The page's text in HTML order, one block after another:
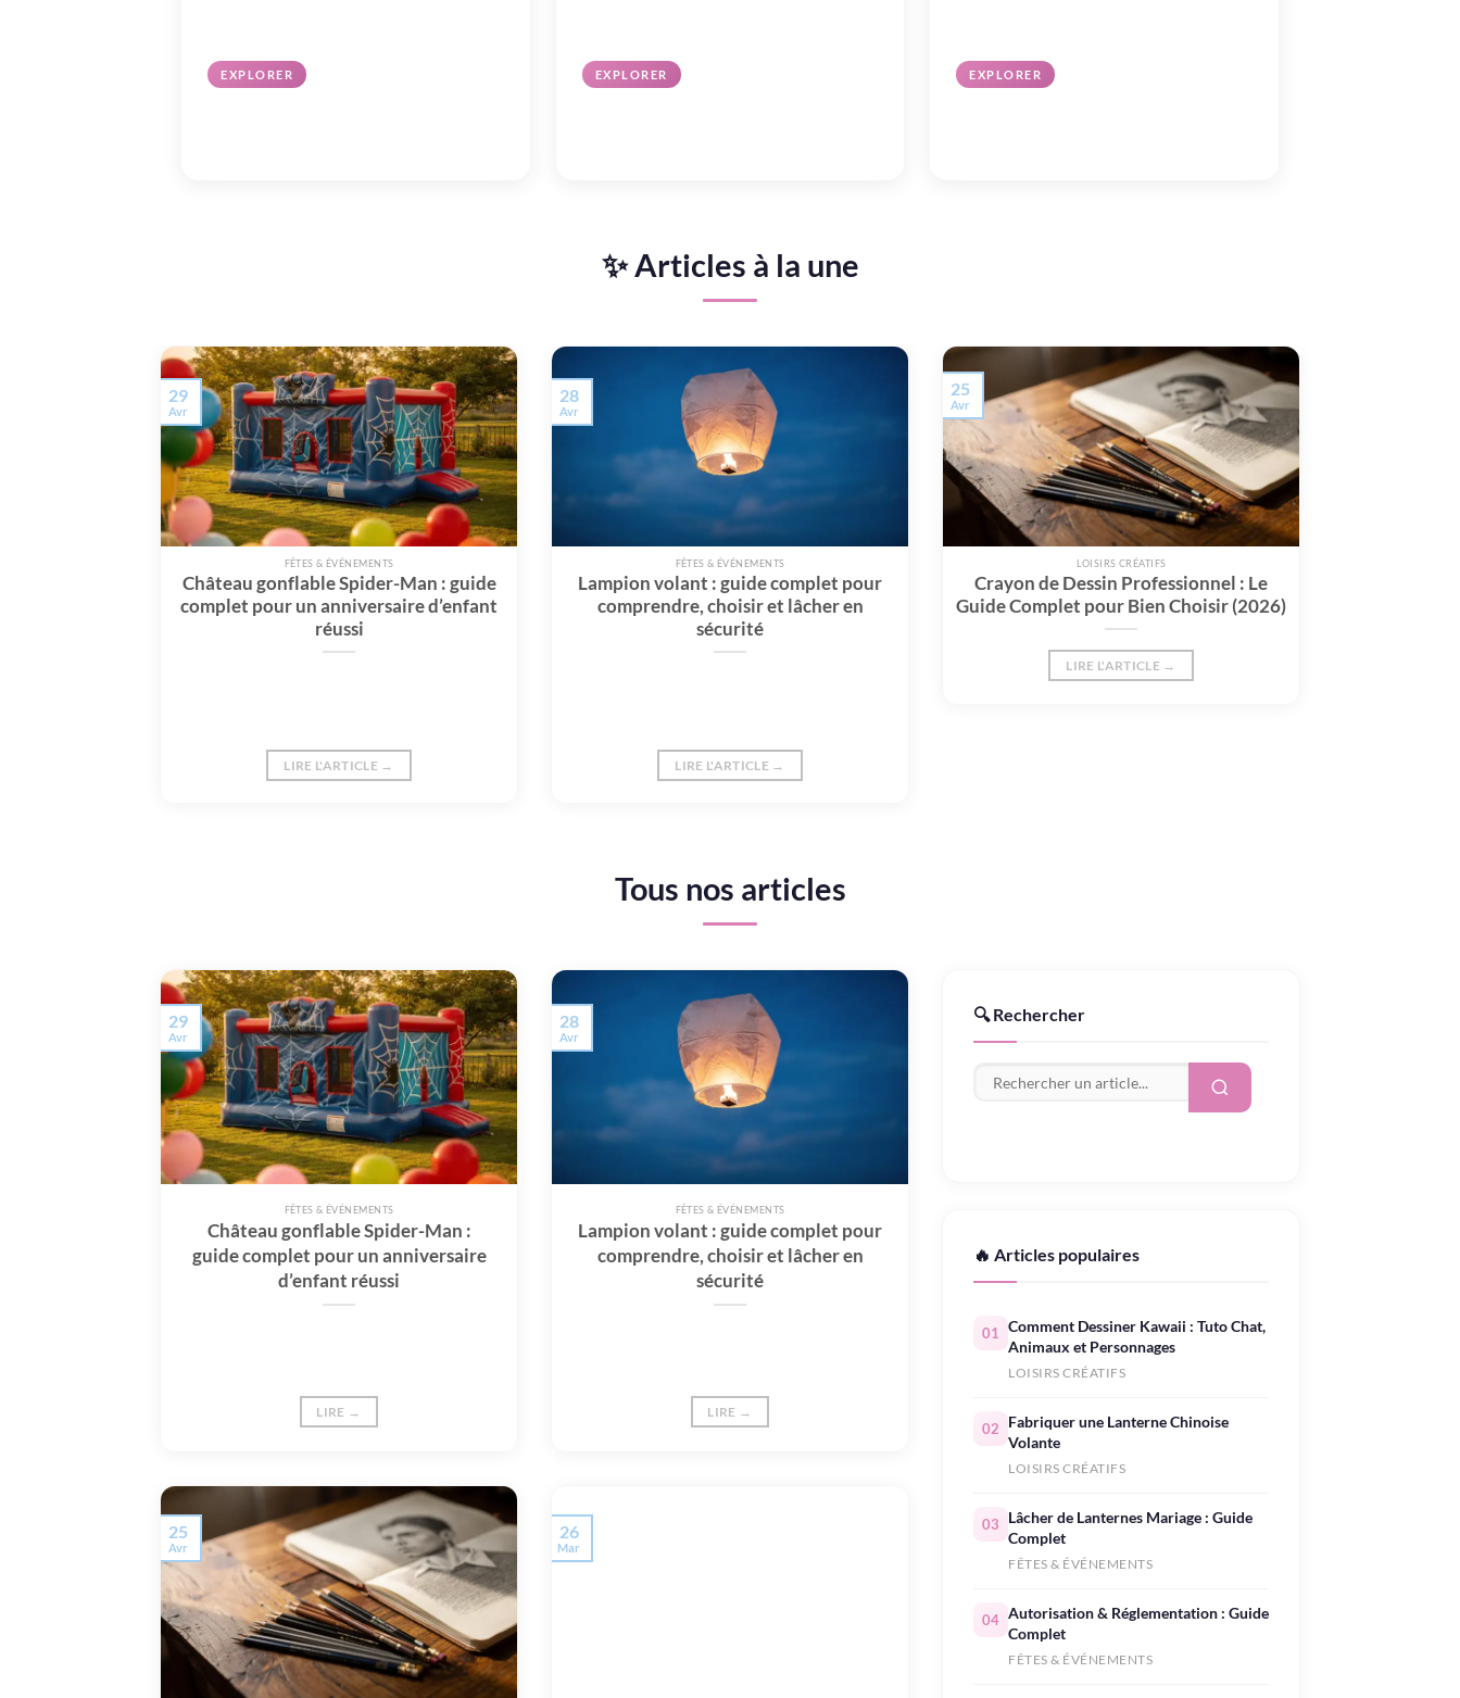
EXPLORER EXPLORER EXPLORER
✨ Articles à la une
FÊTES & ÉVÉNEMENTS
Château gonflable Spider-Man : guide
complet pour un anniversaire d’enfant
réussi
LIRE L'ARTICLE →
29
Avr
FÊTES & ÉVÉNEMENTS
Lampion volant : guide complet pour
comprendre, choisir et lâcher en
sécurité
LIRE L'ARTICLE →
28
Avr
LOISIRS CRÉATIFS
Crayon de Dessin Professionnel : Le
Guide Complet pour Bien Choisir (2026)
LIRE L'ARTICLE →
25
Avr
Tous nos articles
FÊTES & ÉVÉNEMENTS
Château gonflable Spider-Man :
guide complet pour un anniversaire
d’enfant réussi
LIRE →
29
Avr
FÊTES & ÉVÉNEMENTS
Lampion volant : guide complet pour
comprendre, choisir et lâcher en
sécurité
LIRE →
28
Avr
25
Avr
26
Mar
🔍 Rechercher
🔥 Articles populaires
01 Comment Dessiner Kawaii : Tuto Chat,
Animaux et Personnages
LOISIRS CRÉATIFS
02
Fabriquer une Lanterne Chinoise
Volante
LOISIRS CRÉATIFS
03
Lâcher de Lanternes Mariage : Guide
Complet
FÊTES & ÉVÉNEMENTS
04 Autorisation & Réglementation : Guide
Complet
FÊTES & ÉVÉNEMENTS